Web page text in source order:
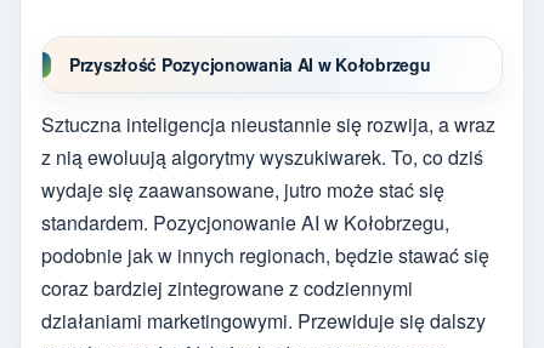
Przyszłość Pozycjonowania AI w Kołobrzegu
Sztuczna inteligencja nieustannie się rozwija, a wraz
z nią ewoluują algorytmy wyszukiwarek. To, co dziś
wydaje się zaawansowane, jutro może stać się
standardem. Pozycjonowanie AI w Kołobrzegu,
podobnie jak w innych regionach, będzie stawać się
coraz bardziej zintegrowane z codziennymi
działaniami marketingowymi. Przewiduje się dalszy